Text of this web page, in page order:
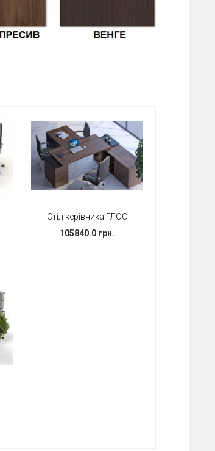
Стіл керівника ГЛОС
105840.0 грн.